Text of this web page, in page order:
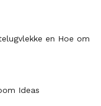
en Hoe om
Ideas